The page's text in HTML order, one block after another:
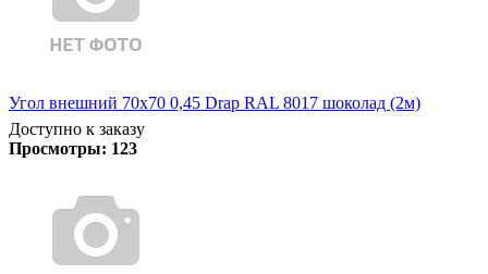
Угол внешний 70х70 0,45 Drap RAL 8017 шоколад (2м)
Доступно к заказу
Просмотры: 123